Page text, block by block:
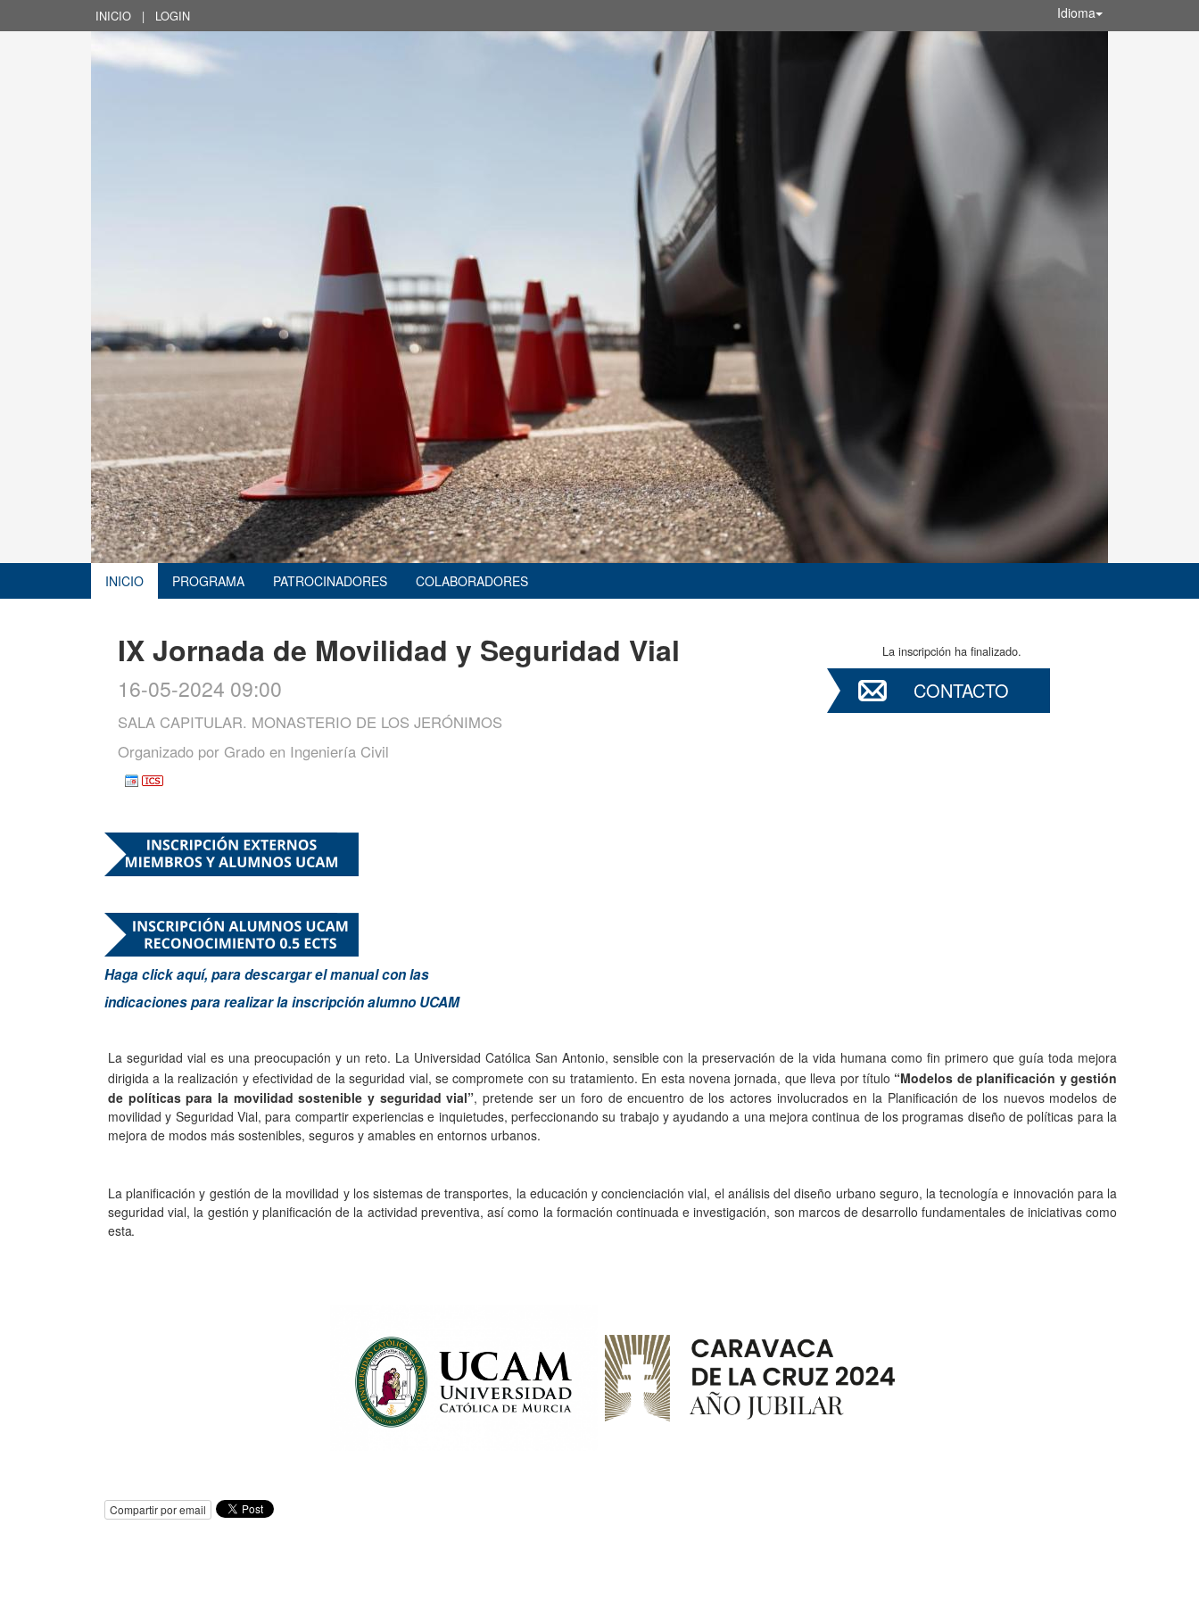
INICIO | LOGIN Idioma
INICIO PROGRAMA PATROCINADORES COLABORADORES
IX Jornada de Movilidad y Seguridad Vial
16-05-2024 09:00
SALA CAPITULAR. MONASTERIO DE LOS JERÓNIMOS
Organizado por Grado en Ingeniería Civil
La inscripción ha finalizado.
CONTACTO
Haga click aquí, para descargar el manual con las
indicaciones para realizar la inscripción alumno UCAM
La seguridad vial es una preocupación y un reto. La Universidad Católica San Antonio, sensible con la preservación de la vida humana como fin primero que guía toda mejora
dirigida a la realización y efectividad de la seguridad vial, se compromete con su tratamiento. En esta novena jornada, que lleva por título “Modelos de planificación y gestión
de políticas para la movilidad sostenible y seguridad vial”, pretende ser un foro de encuentro de los actores involucrados en la Planificación de los nuevos modelos de
movilidad y Seguridad Vial, para compartir experiencias e inquietudes, perfeccionando su trabajo y ayudando a una mejora continua de los programas diseño de políticas para la
mejora de modos más sostenibles, seguros y amables en entornos urbanos.
La planificación y gestión de la movilidad y los sistemas de transportes, la educación y concienciación vial, el análisis del diseño urbano seguro, la tecnología e innovación para la
seguridad vial, la gestión y planificación de la actividad preventiva, así como la formación continuada e investigación, son marcos de desarrollo fundamentales de iniciativas como
esta.
Compartir por email